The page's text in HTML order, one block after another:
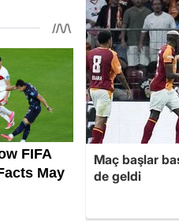
Maç başlar
de geldi